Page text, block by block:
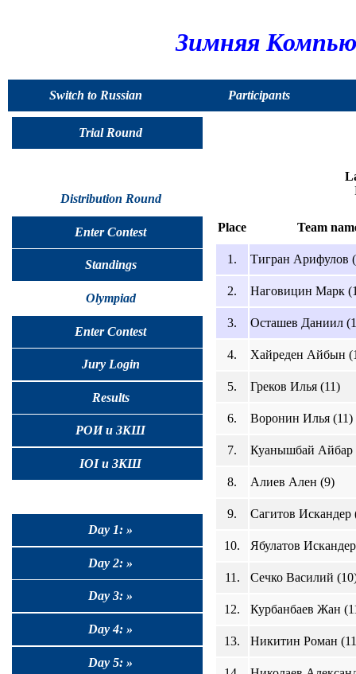
Зимняя
Switch to Russian Participants
Trial Round
Distribution Round
Enter Contest
Standings
Olympiad
Enter Contest
Jury Login
Results
РОИ и ЗКШ
IOI и ЗКШ
Day 1: »
Day 2: »
Day 3: »
Day 4: »
Day 5: »
Place Team
1. Тигран Арифулов
2. Наговицин Марк
3. Осташев Даниил
4. Хайреден Айбын
5. Греков Илья (11)
6. Воронин Илья (11)
7. Куанышбай Айбар
8. Алиев Ален (9)
9. Сагитов Искандер
10. Ябулатов
11. Сечко Василий
12. Курбанбаев Жан
13. Никитин Роман